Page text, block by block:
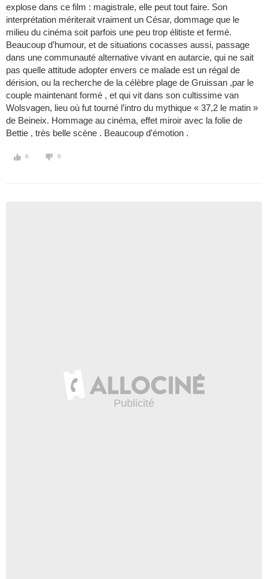
explose dans ce film : magistrale, elle peut tout faire. Son
interprétation mériterait vraiment un César, dommage que le
milieu du cinéma soit parfois une peu trop élitiste et fermé.
Beaucoup d’humour, et de situations cocasses aussi, passage
dans une communauté alternative vivant en autarcie, qui ne sait
pas quelle attitude adopter envers ce malade est un régal de
dérision, ou la recherche de la célèbre plage de Gruissan ,par le
couple maintenant formé , et qui vit dans son cultissime van
Wolsvagen, lieu où fut tourné l’intro du mythique « 37,2 le matin »
de Beineix. Hommage au cinéma, effet miroir avec la folie de
Bettie , très belle scène . Beaucoup d'émotion .
0 0